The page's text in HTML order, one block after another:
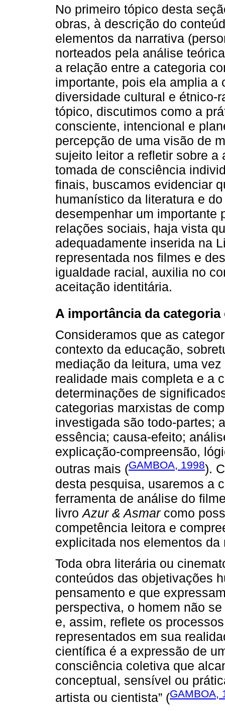
No primeiro tópico desta
obras, à descrição do
elementos da narrativa
norteados pela análise
a relação entre a categoria
importante, pois ela amplia a
diversidade cultural e étnico-
tópico, discutimos como a
consciente, intencional e
percepção de uma visão de
sujeito leitor a refletir sobre
tomada de consciência
finais, buscamos evidenciar
humanístico da literatura e
desempenhar um importante
relações sociais, haja vista
adequadamente inserida na
representada nos filmes e
igualdade racial, auxilia no
aceitação identitária.
A importância da
Consideramos que as
contexto da educação,
mediação da leitura, uma
realidade mais completa e a
determinações de
categorias marxistas de
investigada são todo-partes;
essência; causa-efeito;
explicação-compreensão,
outras mais (GAMBOA, 1998).
desta pesquisa, usaremos a
ferramenta de análise do
livro Azur & Asmarcomo
competência leitora e
explicitada nos elementos da
Toda obra literária ou
conteúdos das objetivações
pensamento e que
perspectiva, o homem não
e, assim, reflete os
representados em sua
científica é a expressão de
consciência coletiva que
conceptual, sensível ou
artista ou cientista” (GAMBOA,